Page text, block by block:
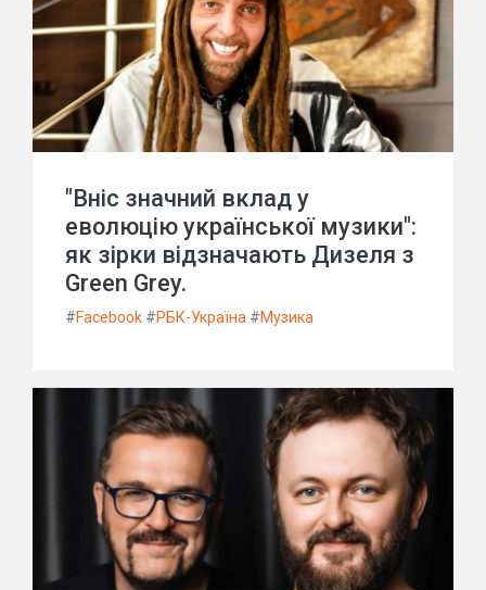
"Вніс значний вклад у
еволюцію української музики":
як зірки відзначають Дизеля з
Green Grey.
#Facebook #РБК-Україна #Музика